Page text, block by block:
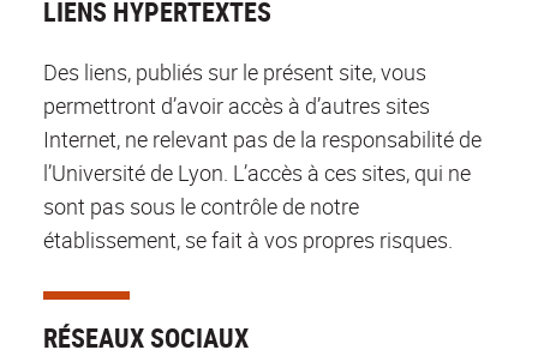
LIENS HYPERTEXTES
Des liens, publiés sur le présent site, vous
permettront d’avoir accès à d’autres sites
Internet, ne relevant pas de la responsabilité de
l’Université de Lyon. L’accès à ces sites, qui ne
sont pas sous le contrôle de notre
établissement, se fait à vos propres risques.
RÉSEAUX SOCIAUX